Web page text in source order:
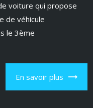
voiture qui propose
de véhicule
le 3ème
En savoir plus